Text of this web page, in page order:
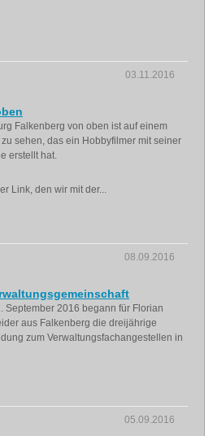
03.11.2016
Falkenberg von oben ist auf einem
sehen, das ein Hobbyfilmer mit seiner
erstellt hat.
Link, den wir mit der...
08.09.2016
September 2016 begann für Florian
aus Falkenberg die dreijährige
zum Verwaltungsfachangestellen in
05.09.2016